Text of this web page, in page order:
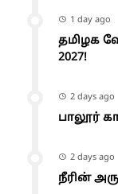
1 day ago
தமிழக
2027!
2 days ago
பாலூர்
2 days ago
நீரின்